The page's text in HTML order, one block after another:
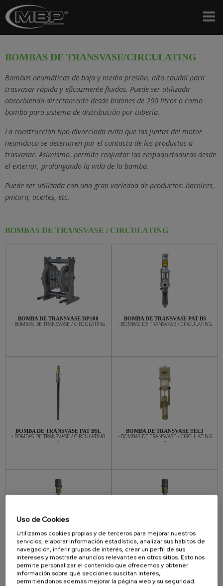
BOMBAS DE TRANSVASE/CIRCULATING
Bombas neumáticas de baja y media presión, alto caudal para
trasvasar rápida y eficazmente fluidos. Puede ser utilizada
absorbiendo directamente desde bidones de 200 litros o como
bomba para sistema de distribución por tubería.
La construcción tipo divorciada evita que las juntas del motor
neumático se deterioren por el contacto de los productos a
trasvasar. Asimismo, permite reajustar las empaquetaduras desde
el exterior, prolongando la vida de la bomba.
Puede ser utilizada con una gran variedad de productos: barnices,
pintura, aceites, etc.
BOMBAS DE TRANSVASE / CIRCULATING
BOMBA DE TRANSVASE DP100
- BOMBAS DE TRANSVASE / CIRCULATING
-
BOMBA DE TRANSVASE PAT BS
- BOMBAS DE TRANSVASE / CIRCULATING
-
BOMBA DE TRANSVASE PAT BSL
- BOMBAS DE TRANSVASE / CIRCULATING
-
BOMBA DE TRANSVASE TEL3
- BOMBAS DE TRANSVASE / CIRCULATING
-
BOMBA DE TRANSVASE BUD 5 BBL
- BOMBAS DE TRANSVASE / CIRCULATING
-
BOMBA DE TRANSVASE TEL15 BBL
- BOMBAS DE TRANSVASE / CIRCULATING
-
Uso de Cookies
Utilizamos cookies propias y de terceros para mejorar nuestros
servicios, elaborar información estadística, analizar sus hábitos de
navegación, inferir grupos de interés, crear un perfil de sus
intereses y mostrarle anuncios relevantes en otros sitios. Esto nos
permite personalizar el contenido que ofrecemos y obtener
información sobre qué secciones suscitan interés,
permitiéndonos además mejorar la página web y su seguridad.